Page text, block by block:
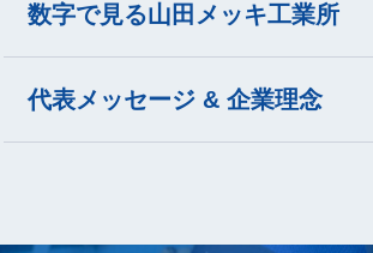
数字で見る山田メッキ工業所
代表メッセージ & 企業理念